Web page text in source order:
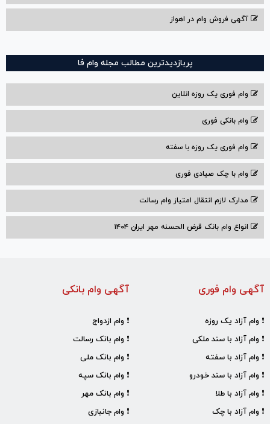
آگهی فروش وام در اهواز
پربازدیدترین مطالب مجله وام فا
وام فوری یک روزه انلاین
وام بانکی فوری
وام فوری یک روزه با سفته
وام با‌ چک صیادی‌ فوری
مدارک لازم انتقال امتیاز وام رسالت
انواع وام بانک قرض الحسنه مهر ایران ۱۴۰۴
آگهی وام بانکی
❗ وام ازدواج
❗ وام بانک رسالت
❗ وام بانک ملی
❗ وام بانک سپه
❗ وام بانک مهر
❗ وام جانبازی
آگهی وام فوری
❗ وام آزاد یک روزه
❗ وام آزاد با سند ملکی
❗ وام آزاد با سفته
❗ وام آزاد با سند خودرو
❗ وام آزاد با طلا
❗ وام آزاد با چک